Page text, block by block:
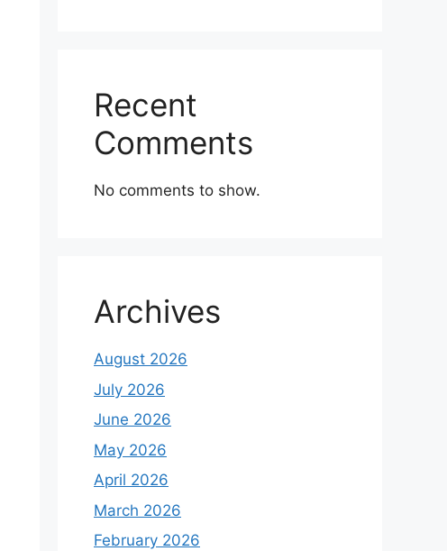
Recent
Comments
No comments to show.
Archives
August 2026
July 2026
June 2026
May 2026
April 2026
March 2026
February 2026